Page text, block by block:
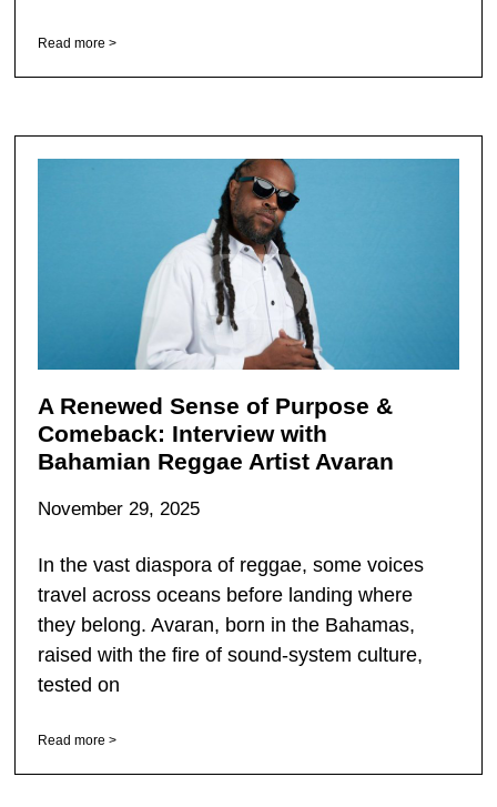
Read more >
A Renewed Sense of Purpose &
Comeback: Interview with
Bahamian Reggae Artist Avaran
November 29, 2025
In the vast diaspora of reggae, some voices
travel across oceans before landing where
they belong. Avaran, born in the Bahamas,
raised with the fire of sound-system culture,
tested on
Read more >